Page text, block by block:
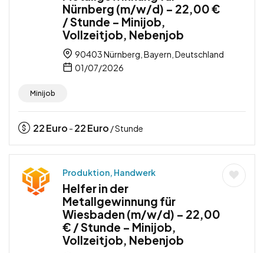
Nürnberg (m/w/d) – 22,00 €
/ Stunde – Minijob,
Vollzeitjob, Nebenjob
90403 Nürnberg, Bayern, Deutschland
01/07/2026
Minijob
22Euro - 22Euro / Stunde
Produktion, Handwerk
Helfer in der
Metallgewinnung für
Wiesbaden (m/w/d) – 22,00
€ / Stunde – Minijob,
Vollzeitjob, Nebenjob